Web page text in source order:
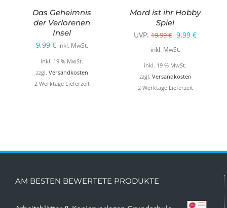
Das Geheimnis
der Verlorenen
Insel
9,99 € inkl. MwSt.
inkl. 19 % MwSt.
zzgl. Versandkosten
2 Werktage Lieferzeit
Mord ist ihr Hobby
Spiel
UVP: 19,99€ Ursprünglicher
Preis
war:
19,99 €
9,99 €Aktueller
inkl. MwSt.
inkl. 19 % MwSt.
zzgl. Versandkosten
2 Werktage Lieferzeit
AM BESTEN BEWERTETE PRODUKTE